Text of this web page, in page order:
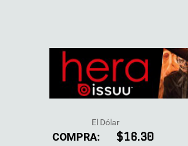
El Dólar
COMPRA: $16.30